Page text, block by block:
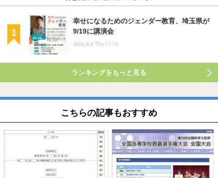
幸せになるためのジェンダー教育、埼玉県が
9/19に講演会
2026.8.6 Thu 17:15
ランキングをもっと見る
こちらの記事もおすすめ